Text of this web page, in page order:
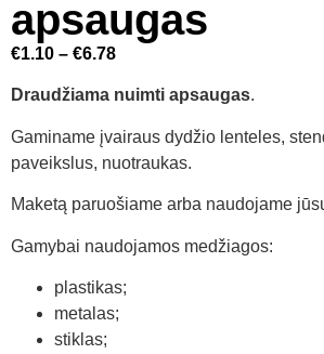
apsaugas
€1.10 – €6.78
Draudžiama nuimti apsaugas.
Gaminame įvairaus dydžio lenteles,
paveikslus, nuotraukas.
Maketą paruošiame arba naudojame
Gamybai naudojamos medžiagos:
plastikas;
metalas;
stiklas;